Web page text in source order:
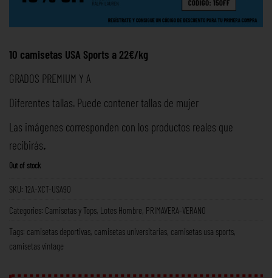
10 camisetas USA Sports a 22€/kg
GRADOS PREMIUM Y A
Diferentes tallas. Puede contener tallas de mujer
Las imágenes corresponden con los productos reales que
recibirás.
Out of stock
SKU: 12A-XCT-USA90
Categories: Camisetas y Tops Lotes Hombre PRIMAVERA-VERANO
Tags: camisetas deportivas camisetas universitarias camisetas usa sports
camisetas vintage